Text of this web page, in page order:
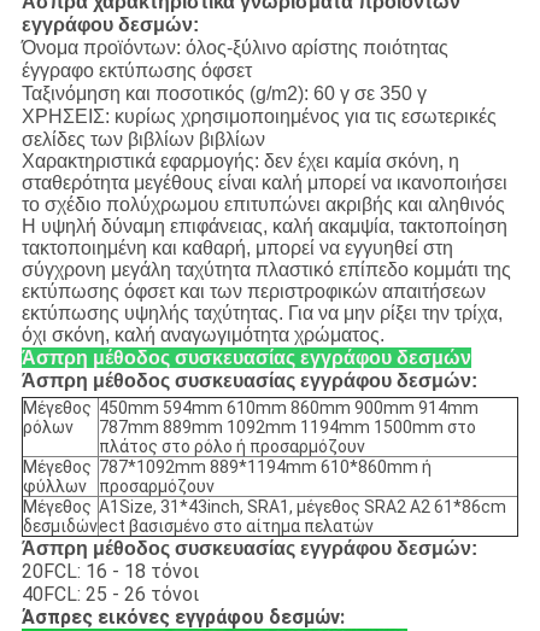
εγγράφου δεσμών:
Όνομα προϊόντων: όλος-ξύλινο αρίστης ποιότητας
έγγραφο εκτύπωσης όφσετ
Ταξινόμηση και ποσοτικός (g/m2): 60 γ σε 350 γ
ΧΡΗΣΕΙΣ: κυρίως χρησιμοποιημένος για τις εσωτερικές
σελίδες των βιβλίων βιβλίων
Χαρακτηριστικά εφαρμογής: δεν έχει καμία σκόνη, η
σταθερότητα μεγέθους είναι καλή μπορεί να ικανοποιήσει
το σχέδιο πολύχρωμου επιτυπώνει ακριβής και αληθινός
Η υψηλή δύναμη επιφάνειας, καλή ακαμψία, τακτοποίηση
τακτοποιημένη και καθαρή, μπορεί να εγγυηθεί στη
σύγχρονη μεγάλη ταχύτητα πλαστικό επίπεδο κομμάτι της
εκτύπωσης όφσετ και των περιστροφικών απαιτήσεων
εκτύπωσης υψηλής ταχύτητας. Για να μην ρίξει την τρίχα,
όχι σκόνη, καλή αναγωγιμότητα χρώματος.
Άσπρη μέθοδος συσκευασίας εγγράφου δεσμών
Άσπρη μέθοδος συσκευασίας εγγράφου δεσμών:
Μέγεθος
ρόλων
450mm 594mm 610mm 860mm 900mm 914mm
787mm 889mm 1092mm 1194mm 1500mm στο
πλάτος στο ρόλο ή προσαρμόζουν
Μέγεθος
φύλλων
787*1092mm 889*1194mm 610*860mm ή
προσαρμόζουν
Μέγεθος
δεσμιδών
A1Size, 31*43inch, SRA1, μέγεθος SRA2 A2 61*86cm
ect βασισμένο στο αίτημα πελατών
Άσπρη μέθοδος συσκευασίας εγγράφου δεσμών:
20FCL: 16 - 18 τόνοι
40FCL: 25 - 26 τόνοι
Άσπρες εικόνες εγγράφου δεσμών: